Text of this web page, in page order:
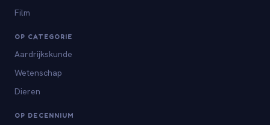
Film
OP CATEGORIE
Aardrijkskunde
Wetenschap
Dieren
OP DECENNIUM